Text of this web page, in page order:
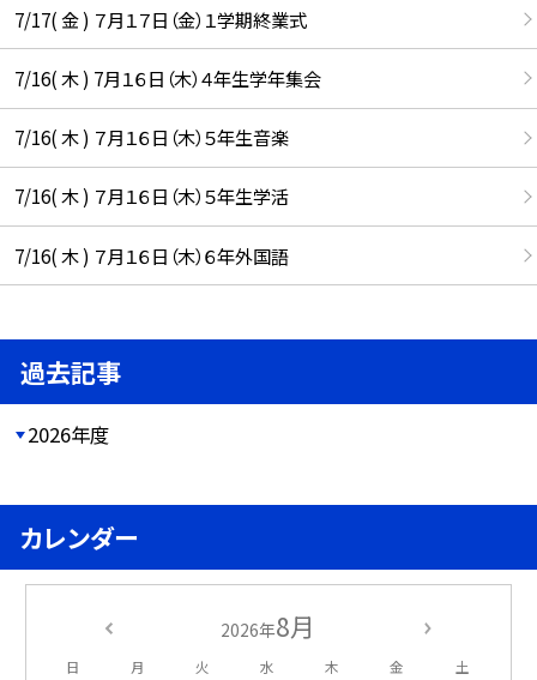
7/17( 金 ) ７月１７日（金）１学期終業式
7/16( 木 ) 7月１６日（木）４年生学年集会
7/16( 木 ) ７月１６日（木）５年生音楽
7/16( 木 ) ７月１６日（木）５年生学活
7/16( 木 ) ７月１６日（木）６年外国語
過去記事
2026年度
カレンダー
2026年8月
日 月 火 水 木 金 土